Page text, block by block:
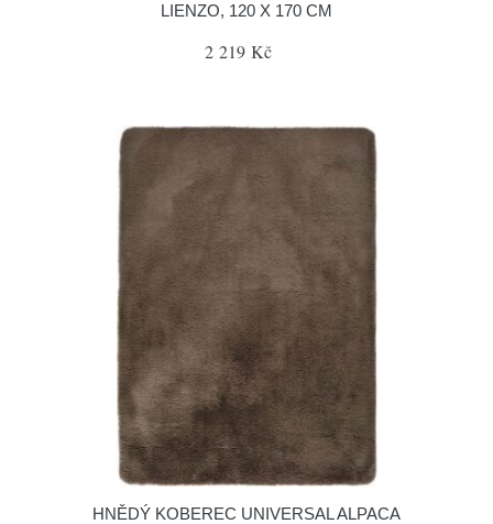
LIENZO, 120 X 170 CM
2 219 Kč
HNĚDÝ KOBEREC UNIVERSAL ALPACA